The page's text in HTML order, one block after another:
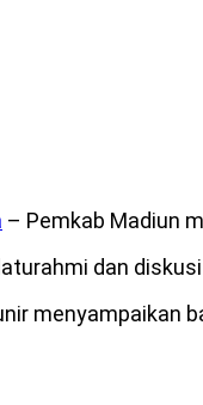
– Pemkab Madiun
dan